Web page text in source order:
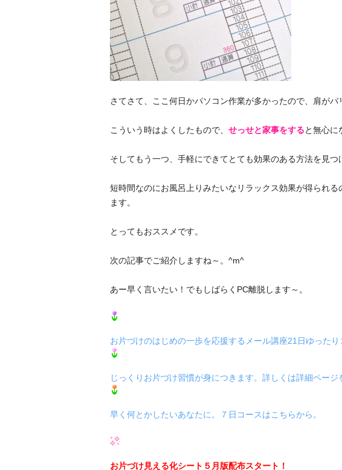
さてさて、ここ何日かパソコン作業が多かったので、肩がバ
こういう時はよくしたもので、 せっせと家事をすると無心に
そしてもう一つ、手軽にできてとても効果のある方法を見つ
短時間なのにお風呂上りみたいなリラックス効果が得られ
ます。
とってもおススメです。
次の記事でご紹介しますね～。^m^
あー早く言いたい！でもしばらくPC離脱します～。
お片づけのはじめの一歩を応援するメール講座21日ゆったり
じっくりお片づけ習慣が身につきます。詳しくは詳細ページ
早く何とかしたいあなたに。７日コースはこちらから。
お片づけ見える化シート５月版配布スタート！